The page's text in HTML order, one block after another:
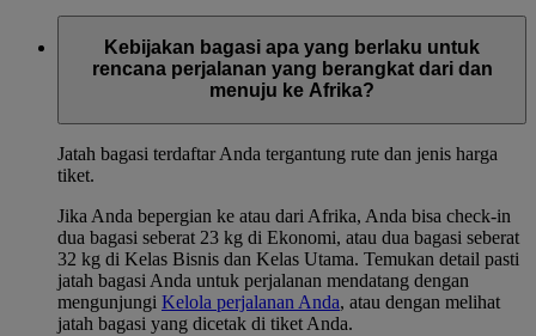
Kebijakan bagasi apa yang berlaku untuk
rencana perjalanan yang berangkat dari dan
menuju ke Afrika?
Jatah bagasi terdaftar Anda tergantung rute dan jenis harga
tiket.
Jika Anda bepergian ke atau dari Afrika, Anda bisa check-in
dua bagasi seberat 23 kg di Ekonomi, atau dua bagasi seberat
32 kg di Kelas Bisnis dan Kelas Utama. Temukan detail pasti
jatah bagasi Anda untuk perjalanan mendatang dengan
mengunjungi Kelola perjalanan Anda, atau dengan melihat
jatah bagasi yang dicetak di tiket Anda.